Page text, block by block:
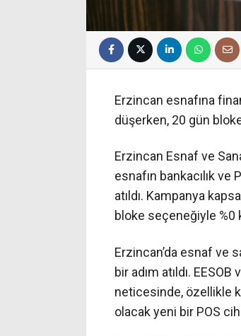
Erzincan esnafına
düşerken, 20 gün
Erzincan Esnaf ve
esnafın bankacılık
atıldı. Kampanya
bloke seçeneğiyle %0
Erzincan’da esnaf ve
bir adım atıldı.
neticesinde, özellikle
olacak yeni bir POS